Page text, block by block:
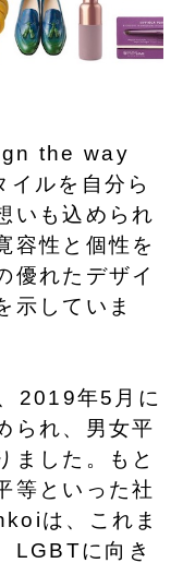
the way
ルを自分ら
いも込められ
容性と個性を
優れたデザイ
示していま
2019年5月に
られ、男女平
ました。もと
等といった社
は、これま
LGBTに向き